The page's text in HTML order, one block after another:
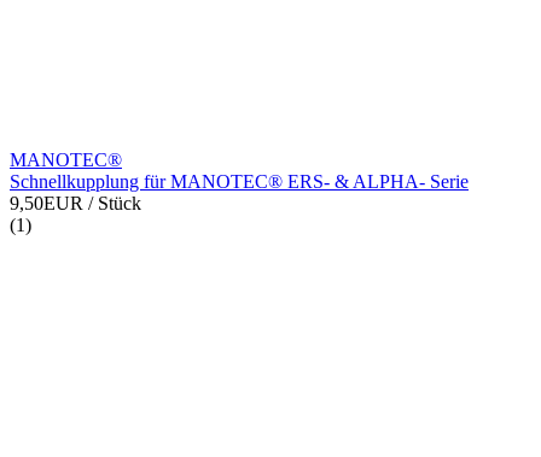
MANOTEC®
Schnellkupplung für MANOTEC® ERS- & ALPHA- Serie
9,50EUR / Stück
(1)